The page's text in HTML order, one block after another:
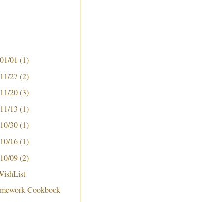
01 (1)
27 (2)
20 (3)
13 (1)
30 (1)
16 (1)
09 (2)
Cookbook